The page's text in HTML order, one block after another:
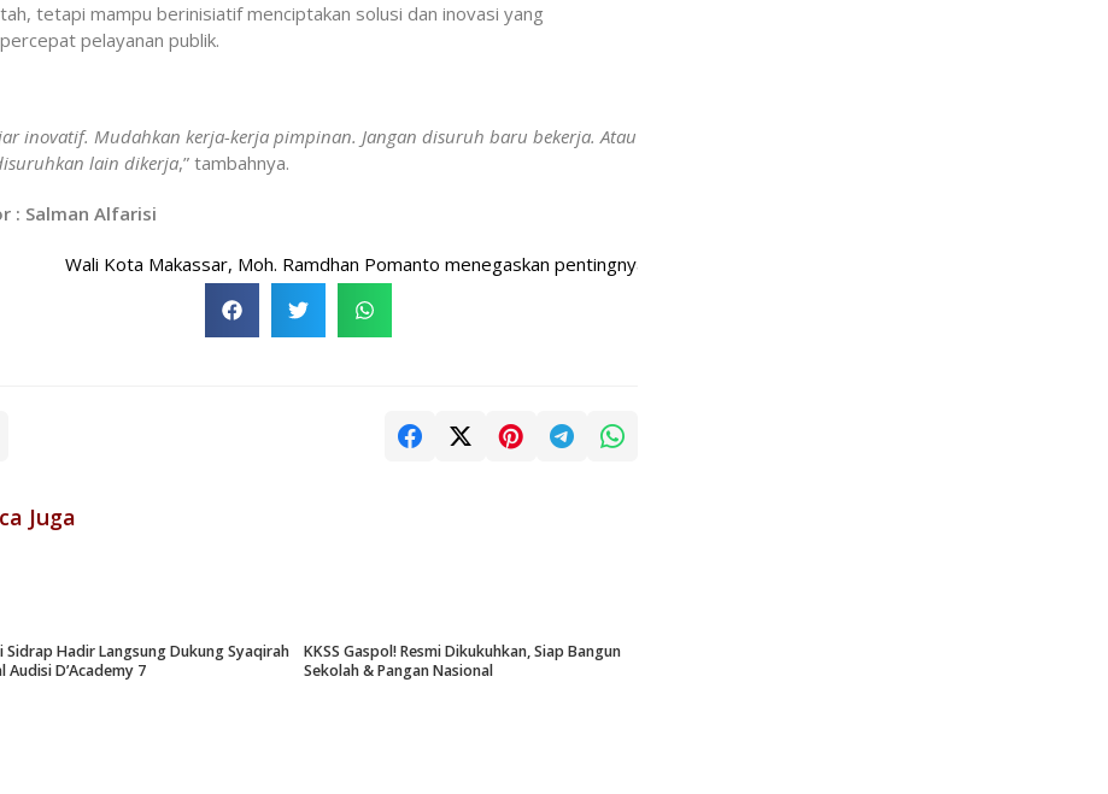
tetapi mampu berinisiatif menciptakan solusi dan inovasi yang
pelayanan publik.
inovatif. Mudahkan kerja-kerja pimpinan. Jangan disuruh baru bekerja. Atau
lain dikerja,” tambahnya.
: Salman Alfarisi
Wali Kota Makassar, Moh. Ramdhan Pomanto menegaskan pentingnya konektivitas antar Organisasi Perangkat Daerah (OPD)
Juga
Sidrap Hadir Langsung Dukung Syaqirah
Audisi D’Academy 7
KKSS Gaspol! Resmi Dikukuhkan, Siap Bangun
Sekolah & Pangan Nasional